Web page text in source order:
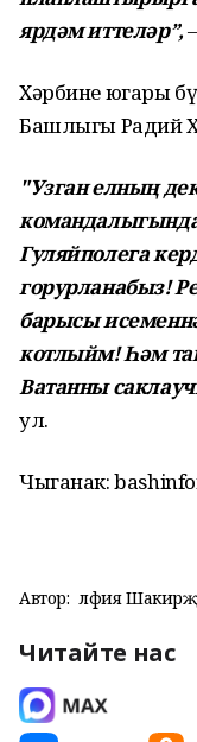
ярдәм иттеләр”,
Хәрбине югары
Башлыгы Радий
"Узган елның
Гуляйполега
горурланабыз!
барысы
котлыйм! Һәм
Ватанны
ул.
Чыганак:
Автор: Әлфия
Читайте нас